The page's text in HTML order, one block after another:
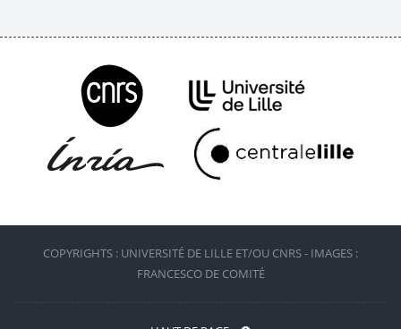
COPYRIGHTS : UNIVERSITÉ DE LILLE ET/OU CNRS - IMAGES :
FRANCESCO DE COMITÉ